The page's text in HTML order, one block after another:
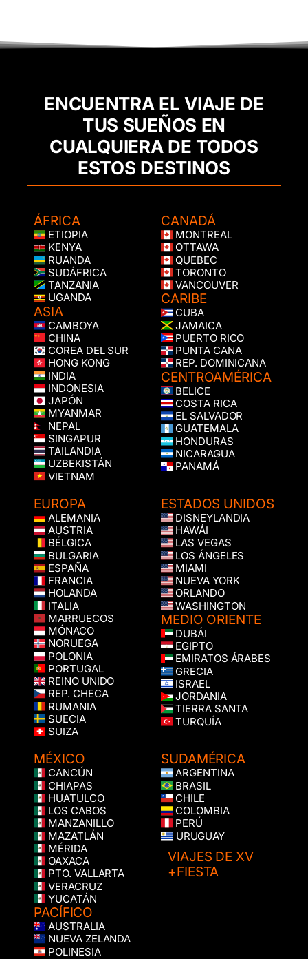
ENCUENTRA EL VIAJE DE
TUS SUEÑOS EN
CUALQUIERA DE TODOS
ESTOS DESTINOS
ÁFRICA
ETIOPIA
KENYA
RUANDA
SUDÁFRICA
TANZANIA
UGANDA
ASIA
CAMBOYA
CHINA
COREA DEL SUR
HONG KONG
INDIA
INDONESIA
JAPÓN
MYANMAR
NEPAL
SINGAPUR
TAILANDIA
UZBEKISTÁN
VIETNAM
CANADÁ
MONTREAL
OTTAWA
QUEBEC
TORONTO
VANCOUVER
CARIBE
CUBA
JAMAICA
PUERTO RICO
PUNTA CANA
REP. DOMINICANA
CENTROAMÉRICA
BELICE
COSTA RICA
EL SALVADOR
GUATEMALA
HONDURAS
NICARAGUA
PANAMÁ
EUROPA
ALEMANIA
AUSTRIA
BÉLGICA
BULGARIA
ESPAÑA
FRANCIA
HOLANDA
ITALIA
MARRUECOS
MÓNACO
NORUEGA
POLONIA
PORTUGAL
REINO UNIDO
REP. CHECA
RUMANIA
SUECIA
SUIZA
ESTADOS UNIDOS
DISNEYLANDIA
HAWÁI
LAS VEGAS
LOS ÁNGELES
MIAMI
NUEVA YORK
ORLANDO
WASHINGTON
MEDIO ORIENTE
DUBÁI
EGIPTO
EMIRATOS ÁRABES
GRECIA
ISRAEL
JORDANIA
TIERRA SANTA
TURQUÍA
MÉXICO
CANCÚN
CHIAPAS
HUATULCO
LOS CABOS
MANZANILLO
MAZATLÁN
MÉRIDA
OAXACA
PTO. VALLARTA
VERACRUZ
YUCATÁN
PACÍFICO
AUSTRALIA
NUEVA ZELANDA
POLINESIA
SUDAMÉRICA
ARGENTINA
BRASIL
CHILE
COLOMBIA
PERÚ
URUGUAY
VIAJES DE XV
+FIESTA